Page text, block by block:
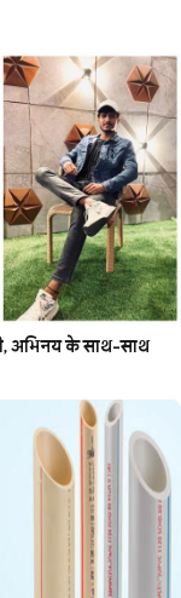
अभिनय के साथ-साथ